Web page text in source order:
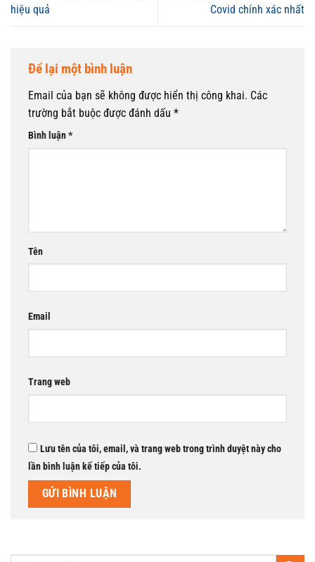
hiệu quả
Covid chính xác nhất
Để lại một bình luận
Email của bạn sẽ không được hiển thị công khai. Các
trường bắt buộc được đánh dấu *
Bình luận*
Tên
Email
Trang web
Lưu tên của tôi, email, và trang web trong trình duyệt này cho
lần bình luận kế tiếp của tôi.